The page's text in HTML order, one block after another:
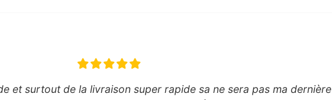
et surtout de la livraison super rapide sa ne sera pas ma dernière